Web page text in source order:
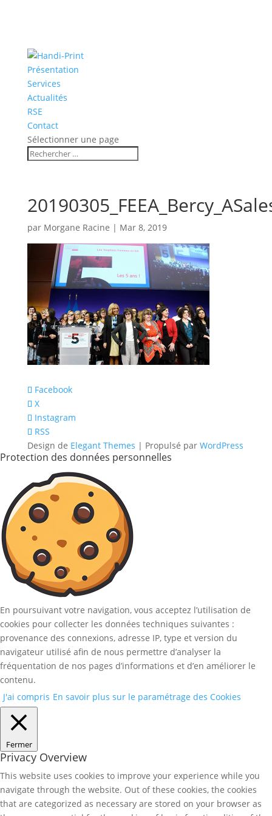
Présentation
Services
Actualités
RSE
Contact
Sélectionner une page
par Morgane Racine | Mar 8, 2019
Facebook
X
Instagram
RSS
Design de Elegant Themes | Propulsé par WordPress
Protection des données personnelles
En poursuivant votre navigation, vous acceptez l’utilisation de
cookies pour collecter les données techniques suivantes :
provenance des connexions, adresse IP, type et version du
navigateur utilisé afin de nous permettre d’analyser la
fréquentation de nos pages d’informations et d’en améliorer le
contenu.
J'ai compris En savoir plus sur le paramétrage des Cookies
Fermer
Privacy Overview
This website uses cookies to improve your experience while you
navigate through the website. Out of these cookies, the cookies
that are categorized as necessary are stored on your browser as